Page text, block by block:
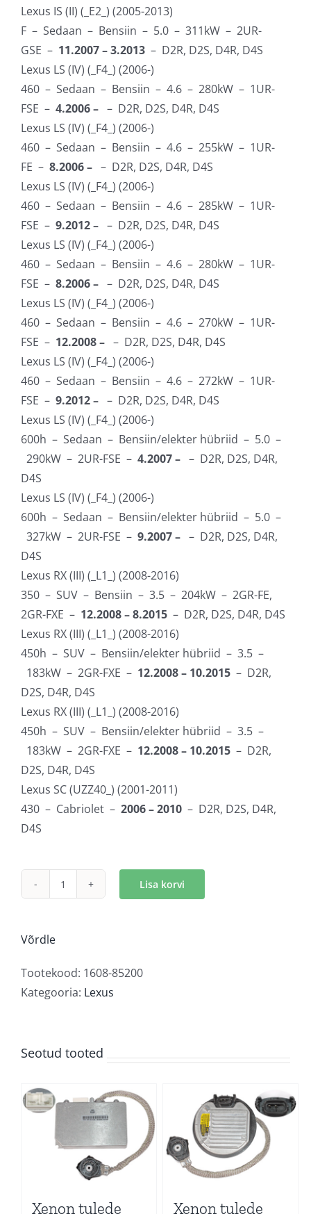
Lexus IS (II) (_E2_) (2005-2013)
F – Sedaan – Bensiin – 5.0 – 311kW – 2UR-
GSE – 11.2007 – 3.2013 – D2R, D2S, D4R, D4S
Lexus LS (IV) (_F4_) (2006-)
460 – Sedaan – Bensiin – 4.6 – 280kW – 1UR-
FSE – 4.2006 – – D2R, D2S, D4R, D4S
Lexus LS (IV) (_F4_) (2006-)
460 – Sedaan – Bensiin – 4.6 – 255kW – 1UR-
FE – 8.2006 – – D2R, D2S, D4R, D4S
Lexus LS (IV) (_F4_) (2006-)
460 – Sedaan – Bensiin – 4.6 – 285kW – 1UR-
FSE – 9.2012 – – D2R, D2S, D4R, D4S
Lexus LS (IV) (_F4_) (2006-)
460 – Sedaan – Bensiin – 4.6 – 280kW – 1UR-
FSE – 8.2006 – – D2R, D2S, D4R, D4S
Lexus LS (IV) (_F4_) (2006-)
460 – Sedaan – Bensiin – 4.6 – 270kW – 1UR-
FSE – 12.2008 – – D2R, D2S, D4R, D4S
Lexus LS (IV) (_F4_) (2006-)
460 – Sedaan – Bensiin – 4.6 – 272kW – 1UR-
FSE – 9.2012 – – D2R, D2S, D4R, D4S
Lexus LS (IV) (_F4_) (2006-)
600h – Sedaan – Bensiin/elekter hübriid – 5.0 –
290kW – 2UR-FSE – 4.2007 – – D2R, D2S, D4R,
D4S
Lexus LS (IV) (_F4_) (2006-)
600h – Sedaan – Bensiin/elekter hübriid – 5.0 –
327kW – 2UR-FSE – 9.2007 – – D2R, D2S, D4R,
D4S
Lexus RX (III) (_L1_) (2008-2016)
350 – SUV – Bensiin – 3.5 – 204kW – 2GR-FE,
2GR-FXE – 12.2008 – 8.2015 – D2R, D2S, D4R, D4S
Lexus RX (III) (_L1_) (2008-2016)
450h – SUV – Bensiin/elekter hübriid – 3.5 –
183kW – 2GR-FXE – 12.2008 – 10.2015 – D2R,
D2S, D4R, D4S
Lexus RX (III) (_L1_) (2008-2016)
450h – SUV – Bensiin/elekter hübriid – 3.5 –
183kW – 2GR-FXE – 12.2008 – 10.2015 – D2R,
D2S, D4R, D4S
Lexus SC (UZZ40_) (2001-2011)
430 – Cabriolet – 2006 – 2010 – D2R, D2S, D4R,
D4S
Xenon
Lisa korvi
Võrdle
Tootekood: 1608-85200
Kategooria: Lexus
Seotud tooted
Xenon tulede Xenon tulede